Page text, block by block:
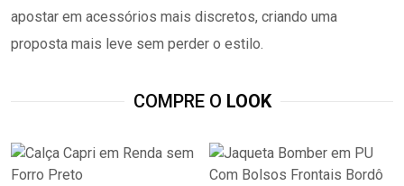
apostar em acessórios mais discretos, criando uma
proposta mais leve sem perder o estilo.
COMPRE O LOOK